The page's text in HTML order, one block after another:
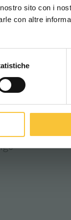
sito con i
con altre
der
reduziert.